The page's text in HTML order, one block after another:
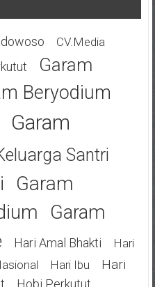
CV.Media
Garam
Beryodium
Garam
Santri
Garam
Garam
Hari Amal Bhakti
Hari
Hari Ibu
Hari
Hobi Perkutut